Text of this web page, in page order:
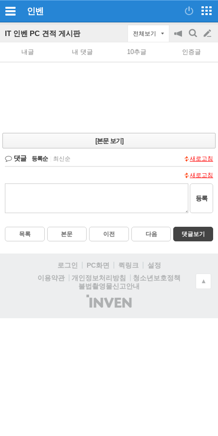
인벤
IT 인벤 PC 견적 게시판 전체보기
공
on/off
검
색
글
쓰
내글 내 댓글 10추글 인증글
[본문 보기]
댓글 등록순 최신순 새로고침
새로고침
등록
목록 본문 이전 다음 댓글보기
로그인 PC화면 퀵링크
설정
이용약관
개인정보처리방침
청소년보호정책
불법촬영물신고안내
(주)
인
▲